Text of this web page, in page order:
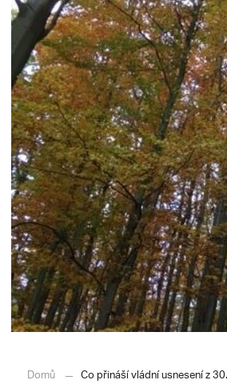
Domů Co přináší vládní usnesení z